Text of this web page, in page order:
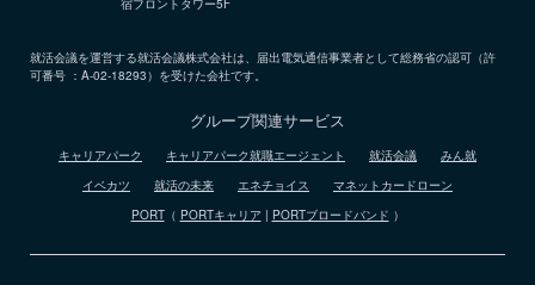
宿フロントタワー5F
就活会議を運営する就活会議株式会社は、届出電気通信事業者として総務省の認可（許
可番号 ：A-02-18293）を受けた会社です。